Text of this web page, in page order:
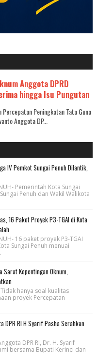
Anggota DPRD
hingga Isu Pungutan
Peningkatan Tata Guna
Anggota DP...
IV Pemkot Sungai Penuh Dilantik,
Pemerintah Kota Sungai
Penuh dan Wakil Walikota
16 Paket Proyek P3-TGAI di Kota
16 paket proyek P3-TGAI
Sungai Penuh menuai
Kepentingan Oknum,
Tidak hanya soal kualitas
proyek Percepatan
DPR RI H Syarif Pasha Serahkan
DPR RI, Dr. H. Syarif
bersama Bupati Kerinci dan